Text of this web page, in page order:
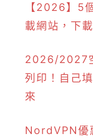
【2026】5
載網站，下
2026/2027
列印！自己
來
NordVPN優